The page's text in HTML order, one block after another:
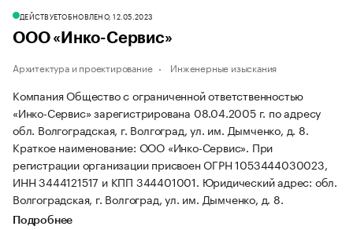
ДЕЙСТВУЕТОБНОВЛЕНО, 12.05.2023
ООО «Инко-Сервис»
Архитектура и проектирование Инженерные изыскания
Компания Общество с ограниченной ответственностью
«Инко-Сервис» зарегистрирована 08.04.2005 г. по адресу
обл. Волгоградская, г. Волгоград, ул. им. Дымченко, д. 8.
Краткое наименование: ООО «Инко-Сервис». При
регистрации организации присвоен ОГРН 1053444030023,
ИНН 3444121517 и КПП 344401001. Юридический адрес: обл.
Волгоградская, г. Волгоград, ул. им. Дымченко, д. 8.
Подробнее